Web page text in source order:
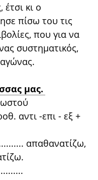
κι ο
πίσω του τις
που για να
συστηματικός,
μας.
αντι -επι - εξ +
απαθανατίζω,